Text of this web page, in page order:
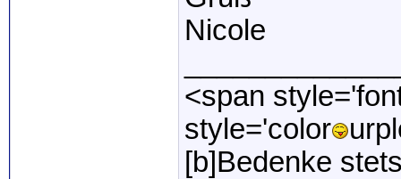
Nicole
<span
style='color
[b]Bedenke